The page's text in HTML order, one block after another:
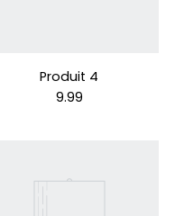
Produit 4
9.99